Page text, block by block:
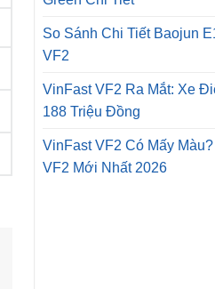
So Sánh Chi Tiết Baojun
VF2
VinFast VF2 Ra Mắt: Xe
188 Triệu Đồng
VinFast VF2 Có Mấy
VF2 Mới Nhất 2026